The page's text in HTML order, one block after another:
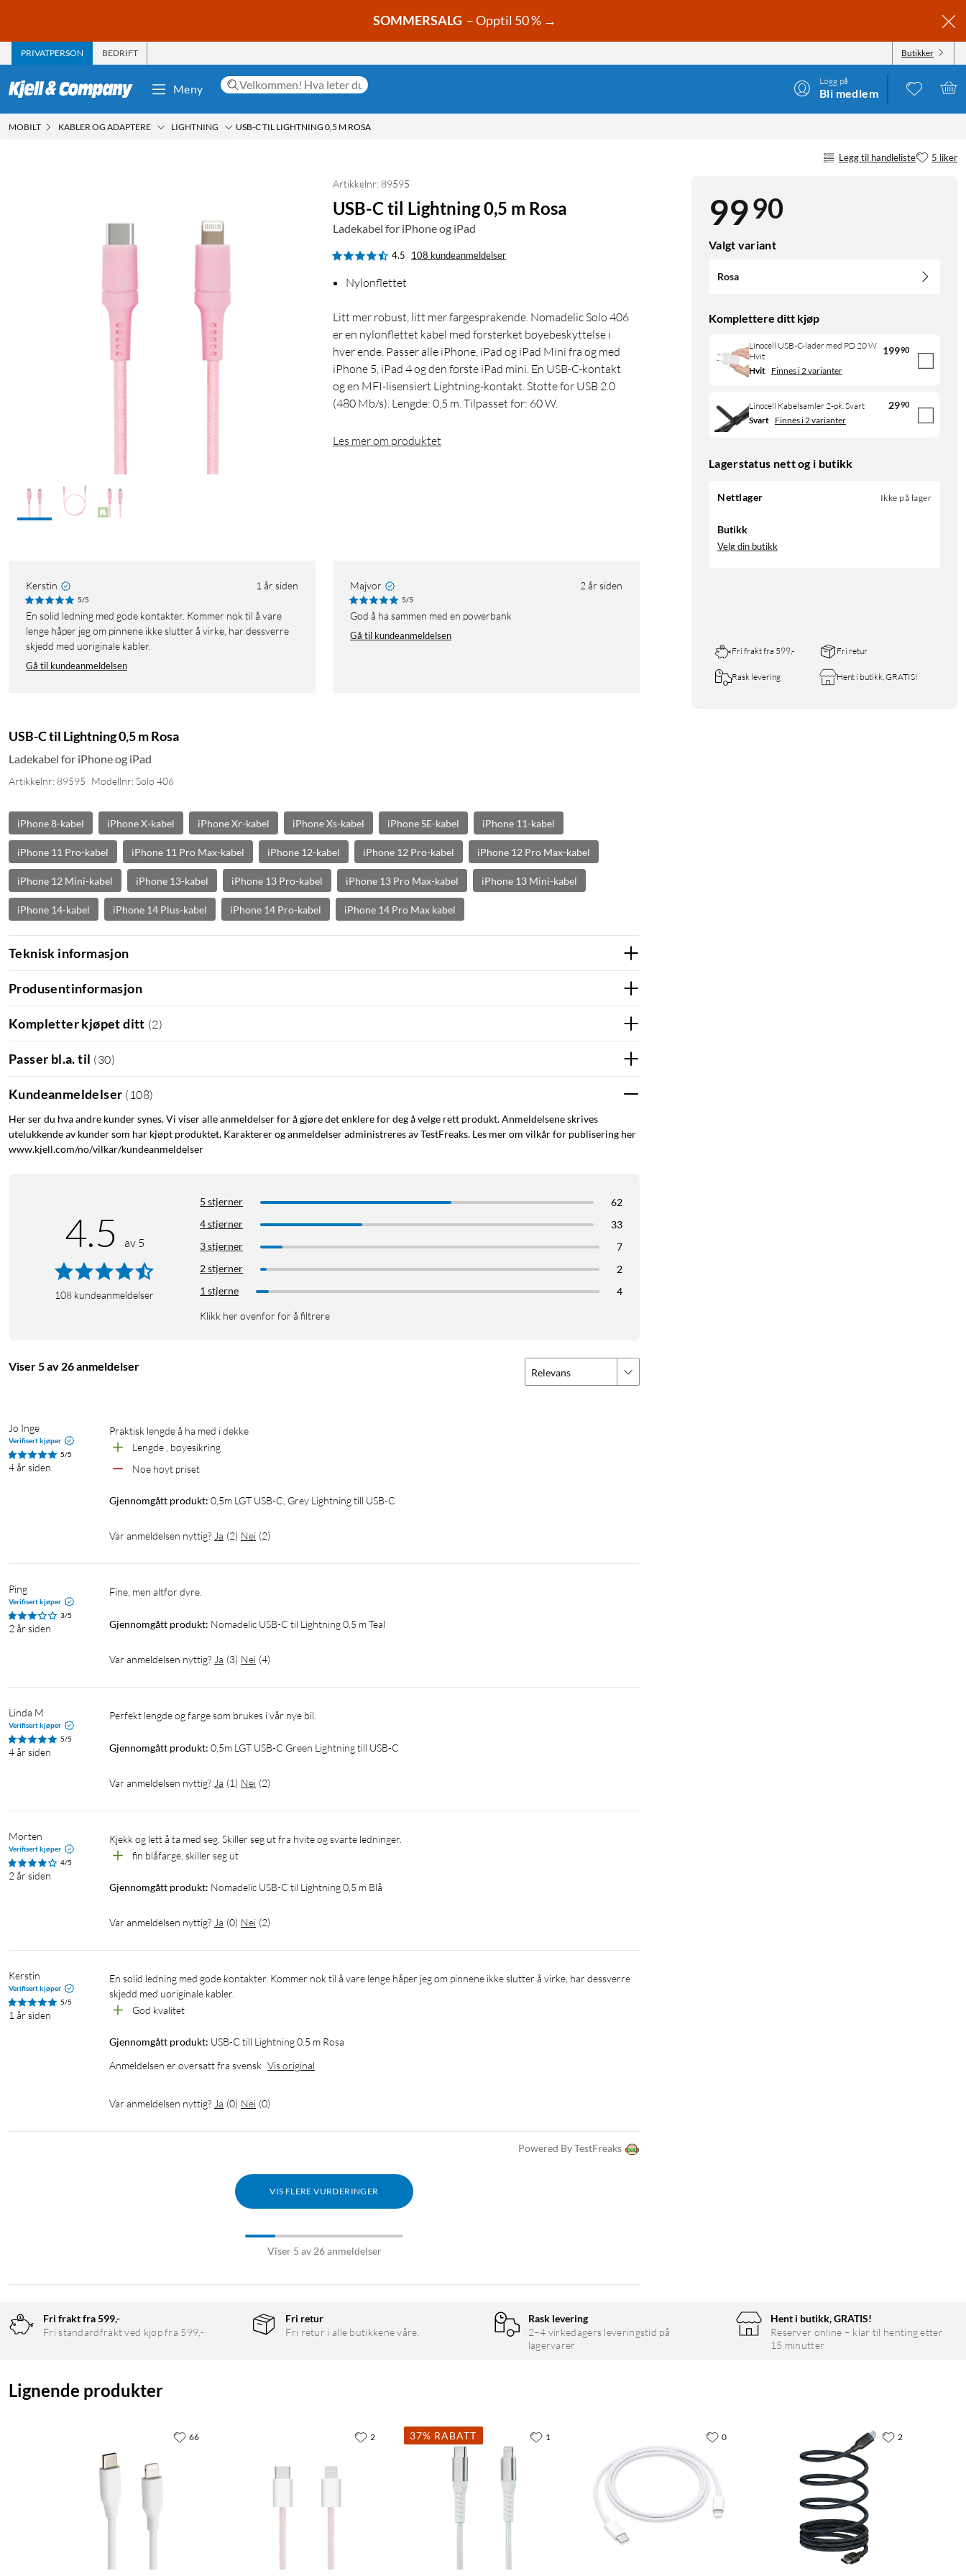
SOMMERSALG – Opptil 50 % →
PRIVATPERSON BEDRIFT Butikker
Meny
Logg på
Bli medlem
MOBILT KABLER OG ADAPTERE LIGHTNING USB-C TIL LIGHTNING 0,5 M ROSA
Legg til handleliste 5 liker
9990
Valgt variant
Rosa
Komplettere ditt kjøp
Linocell USB-C-lader med PD 20 W
Hvit
19990
Hvit Finnes i 2 varianter
Linocell Kabelsamler 2-pk. Svart 2990
Svart Finnes i 2 varianter
Lagerstatus nett og i butikk
Nettlager Ikke på lager
Butikk
Velg din butikk
Fri frakt fra 599,- Fri retur
Rask levering Hent i butikk, GRATIS!
Artikkelnr: 89595
USB-C til Lightning 0,5 m Rosa
Ladekabel for iPhone og iPad
4.5 108 kundeanmeldelser
Nylonflettet
Litt mer robust, litt mer fargesprakende. Nomadelic Solo 406
er en nylonflettet kabel med forsterket bøyebeskyttelse i
hver ende. Passer alle iPhone, iPad og iPad Mini fra og med
iPhone 5, iPad 4 og den første iPad mini. En USB-C-kontakt
og en MFI-lisensiert Lightning-kontakt. Støtte for USB 2.0
(480 Mb/s). Lengde: 0,5 m. Tilpasset for: 60 W.
Les mer om produktet
Kerstin 1 år siden
5/5
En solid ledning med gode kontakter. Kommer nok til å vare
lenge håper jeg om pinnene ikke slutter å virke, har dessverre
skjedd med uoriginale kabler.
Gå til kundeanmeldelsen
Majvor 2 år siden
5/5
God å ha sammen med en powerbank
Gå til kundeanmeldelsen
USB-C til Lightning 0,5 m Rosa
Ladekabel for iPhone og iPad
Artikkelnr: 89595 Modellnr: Solo 406
iPhone 8-kabel iPhone X-kabel iPhone Xr-kabel iPhone Xs-kabel iPhone SE-kabel iPhone 11-kabel
iPhone 11 Pro-kabel iPhone 11 Pro Max-kabel iPhone 12-kabel iPhone 12 Pro-kabel iPhone 12 Pro Max-kabel
iPhone 12 Mini-kabel iPhone 13-kabel iPhone 13 Pro-kabel iPhone 13 Pro Max-kabel iPhone 13 Mini-kabel
iPhone 14-kabel iPhone 14 Plus-kabel iPhone 14 Pro-kabel iPhone 14 Pro Max kabel
Teknisk informasjon
Produsentinformasjon
Kompletter kjøpet ditt (2)
Passer bl.a. til (30)
Kundeanmeldelser ( 108)
Her ser du hva andre kunder synes. Vi viser alle anmeldelser for å gjøre det enklere for deg å velge rett produkt. Anmeldelsene skrives
utelukkende av kunder som har kjøpt produktet. Karakterer og anmeldelser administreres av TestFreaks. Les mer om vilkår for publisering her
www.kjell.com/no/vilkar/kundeanmeldelser
4.5 av 5
108 kundeanmeldelser
5 stjerner
62
4 stjerner
33
3 stjerner
7
2 stjerner
2
1 stjerne
4
Klikk her ovenfor for å filtrere
Viser 5 av 26 anmeldelser Relevans
Jo Inge
Verifisert kjøper
5/5
4 år siden
Praktisk lengde å ha med i dekke
Lengde , bøyesikring
Noe høyt priset
Gjennomgått produkt: 0,5m LGT USB-C, Grey Lightning till USB-C
Var anmeldelsen nyttig? Ja (2) Nei (2)
Ping
Verifisert kjøper
3/5
2 år siden
Fine, men altfor dyre.
Gjennomgått produkt: Nomadelic USB-C til Lightning 0,5 m Teal
Var anmeldelsen nyttig? Ja (3) Nei (4)
Linda M
Verifisert kjøper
5/5
4 år siden
Perfekt lengde og farge som brukes i vår nye bil.
Gjennomgått produkt: 0,5m LGT USB-C Green Lightning till USB-C
Var anmeldelsen nyttig? Ja (1) Nei (2)
Morten
Verifisert kjøper
4/5
2 år siden
Kjekk og lett å ta med seg. Skiller seg ut fra hvite og svarte ledninger.
fin blåfarge, skiller seg ut
Gjennomgått produkt: Nomadelic USB-C til Lightning 0,5 m Blå
Var anmeldelsen nyttig? Ja (0) Nei (2)
Kerstin
Verifisert kjøper
5/5
1 år siden
En solid ledning med gode kontakter. Kommer nok til å vare lenge håper jeg om pinnene ikke slutter å virke, har dessverre
skjedd med uoriginale kabler.
God kvalitet
Gjennomgått produkt: USB-C till Lightning 0.5 m Rosa
Anmeldelsen er oversatt fra svensk Vis original
Var anmeldelsen nyttig? Ja (0) Nei (0)
Powered By TestFreaks
VIS FLERE VURDERINGER
Viser 5 av 26 anmeldelser
Fri frakt fra 599,-
Fri standardfrakt ved kjøp fra 599,-
Fri retur
Fri retur i alle butikkene våre.
Rask levering
2–4 virkedagers leveringstid på
lagervarer
Hent i butikk, GRATIS!
Reserver online – klar til henting etter
15 minutter
Lignende produkter
66 2 37% RABATT 1 0 2